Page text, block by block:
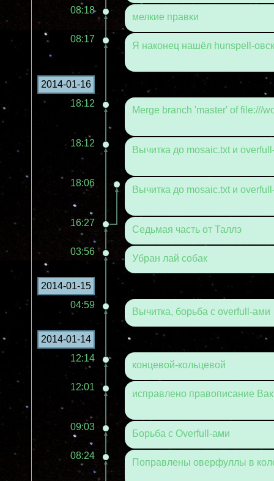
08:18
мелкие правки
08:17
Я наконец нашёл hunspell-
2014-01-16
18:12
Merge branch 'master' of file:///
18:12
Вычитка до mosaic.txt и
18:06
Вычитка до mosaic.txt и
16:27
Седьмая часть от Таллэ
03:56
Убран лай собак
2014-01-15
04:59
Вычитка, борьба с overfull-ами
2014-01-14
12:14
концевой-кольцевой
12:01
исправлено правописание
09:03
Борьба с Overfull-ами
08:24
Поправлены оверфуллы в